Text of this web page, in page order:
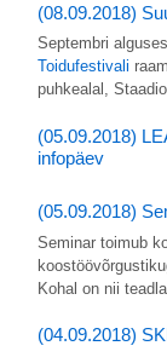
(08.09.2018)
Septembri
Toidufestivali
puhkealal,
(05.09.2018)
infopäev
(05.09.2018)
Seminar toimub
Kohal on nii
(04.09.2018)